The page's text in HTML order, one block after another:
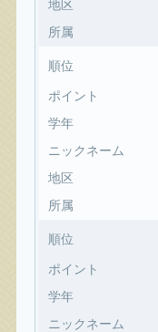
地区
所属
順位
ポイント
学年
ニックネーム
地区
所属
順位
ポイント
学年
ニックネーム